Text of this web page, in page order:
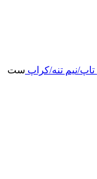
تاپ/نیم تنه/کراپ ست